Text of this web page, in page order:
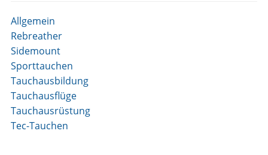
Allgemein
Rebreather
Sidemount
Sporttauchen
Tauchausbildung
Tauchausflüge
Tauchausrüstung
Tec-Tauchen